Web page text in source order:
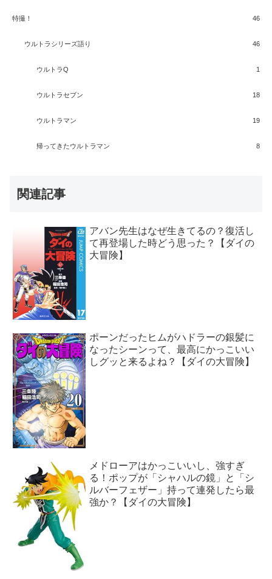
特撮！ 46
ウルトラシリーズ語り 46
ウルトラQ 1
ウルトラセブン 18
ウルトラマン 19
帰ってきたウルトラマン 8
関連記事
アバン先生はなぜ生きてるの？復活し
て再登場した時どう思った？【ダイの
大冒険】
ポーンだったヒムがハドラーの銀髪に
なったシーンって、最高にかっこいい
しグッと来るよね？【ダイの大冒険】
メドローアはかっこいいし、強すぎ
る！ポップが「シャハルの鏡」と「シ
ルバーフェザー」持って連発したら最
強か？【ダイの大冒険】